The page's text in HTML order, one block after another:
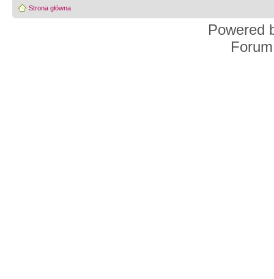
Strona główna
Powered